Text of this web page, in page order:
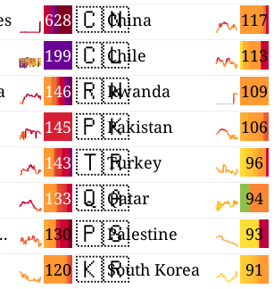
628
199
146
145
143
133
130
120
🇨🇳 117
China
🇨🇱 113
Chile
🇷🇼 109
Rwanda
🇵🇰 106
Pakistan
🇹🇷 96
Turkey
🇶🇦 94
Qatar
🇵🇸 93
Palestine
🇰🇷 91
South Korea